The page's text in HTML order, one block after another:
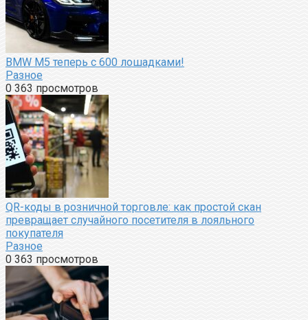
BMW M5 теперь с 600 лошадками!
Разное
0 363 просмотров
QR-коды в розничной торговле: как простой скан
превращает случайного посетителя в лояльного
покупателя
Разное
0 363 просмотров